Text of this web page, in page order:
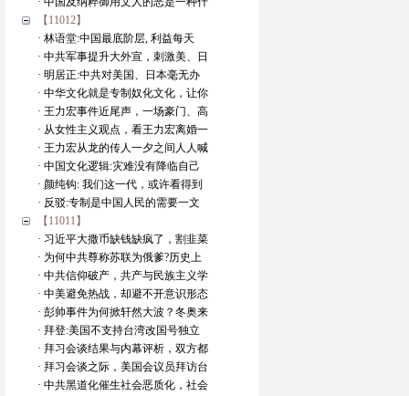
【11012】
· 林语堂:中国最底阶层, 利益每天
· 中共军事提升大外宣，刺激美、日
· 明居正:中共对美国、日本毫无办
· 中华文化就是专制奴化文化，让你
· 王力宏事件近尾声，一场豪门、高
· 从女性主义观点，看王力宏离婚一
· 王力宏从龙的传人一夕之间人人喊
· 中国文化逻辑:灾难没有降临自己
· 颜纯钩: 我们这一代，或许看得到
· 反驳:专制是中国人民的需要一文
【11011】
· 习近平大撒币缺钱缺疯了，割韭菜
· 为何中共尊称苏联为俄爹?历史上
· 中共信仰破产，共产与民族主义学
· 中美避免热战，却避不开意识形态
· 彭帅事件为何掀轩然大波？冬奥来
· 拜登:美国不支持台湾改国号独立
· 拜习会谈结果与内幕评析，双方都
· 拜习会谈之际，美国会议员拜访台
· 中共黑道化催生社会恶质化，社会